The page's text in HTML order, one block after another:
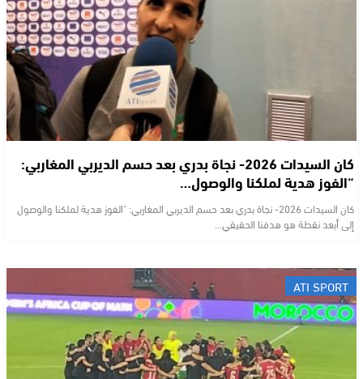
كان السيدات 2026- نجاة بدري بعد حسم الديربي المغاربي:
“الفوز هدية لملكنا والوصول…
كان السيدات 2026- نجاة بدري بعد حسم الديربي المغاربي: "الفوز هدية لملكنا والوصول
إلى أبعد نقطة هو هدفنا الحقيقي…
ATI SPORT